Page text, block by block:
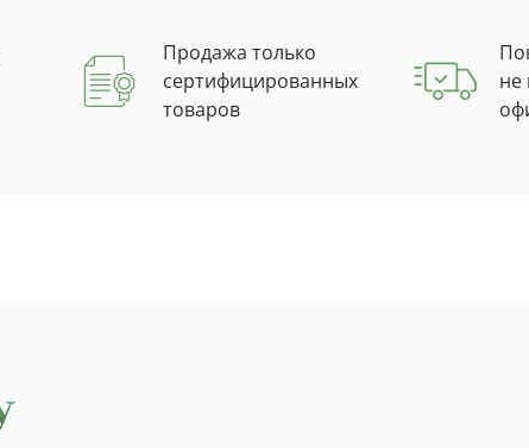
Продажа только
сертифицированных
товаров
не